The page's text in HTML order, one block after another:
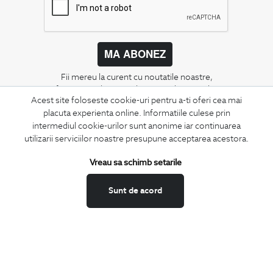
Acest site foloseste cookie-uri pentru a-ti oferi cea mai
placuta experienta online. Informatiile culese prin
intermediul cookie-urilor sunt anonime iar continuarea
utilizarii serviciilor noastre presupune acceptarea acestora.
Sunt de acord
Vreau sa schimb setarile
MA ABONEZ
Fii mereu la curent cu noutatile noastre,
oferte speciale si trenduri in moda masculina.
CONCIERGE
Termeni si conditii
Securitatea datelor
Feedback site